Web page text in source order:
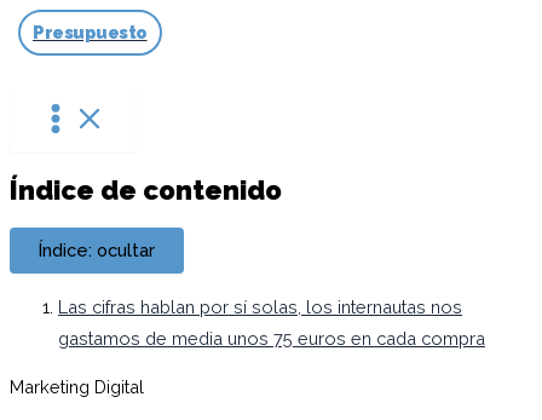
Presupuesto
Índice de contenido
Índice: ocultar
Las cifras hablan por sí solas, los internautas nos
gastamos de media unos 75 euros en cada compra
Marketing Digital